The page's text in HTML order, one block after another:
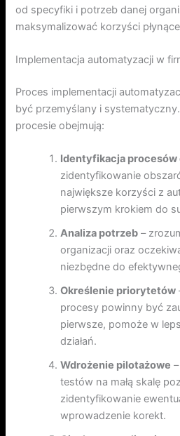
od specyfiki i potrzeb danej
maksymalizować korzyści
Implementacja automatyzacji w
Proces implementacji
być przemyślany i
procesie obejmują:
Identyfikacja procesów
zidentyfikowanie
największe korzyści z
pierwszym krokiem do
Analiza potrzeb –
organizacji oraz
niezbędne do
Określenie priorytetów
procesy powinny być
pierwsze, pomoże w
działań.
Wdrożenie pilotażowe
testów na małą skalę
zidentyfikowanie
wprowadzenie korekt.